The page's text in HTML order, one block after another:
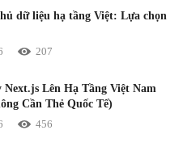
dữ liệu hạ tầng Việt: Lựa chọn
207
Next.js Lên Hạ Tầng Việt Nam
Cần Thẻ Quốc Tế)
456